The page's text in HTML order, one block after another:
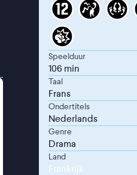
Speelduur
106 min
Taal
Frans
Ondertitels
Nederlands
Genre
Drama
Land
Frankrijk